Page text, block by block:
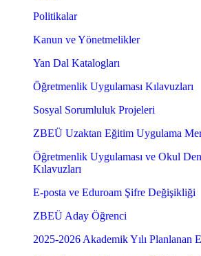
Politikalar
Kanun ve Yönetmelikler
Yan Dal Katalogları
Öğretmenlik Uygulaması Kılavuzları
Sosyal Sorumluluk Projeleri
ZBEÜ Uzaktan Eğitim Uygulama
Öğretmenlik Uygulaması ve Okul
Kılavuzları
E-posta ve Eduroam Şifre Değişikliği
ZBEÜ Aday Öğrenci
2025-2026 Akademik Yılı Planlanan